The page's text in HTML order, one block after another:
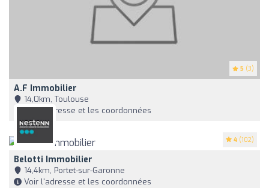
5 (3)
A.F Immobilier
14,0km, Toulouse
Voir l'adresse et les coordonnées
4 (102)
Belotti Immobilier
14,4km, Portet-sur-Garonne
Voir l'adresse et les coordonnées